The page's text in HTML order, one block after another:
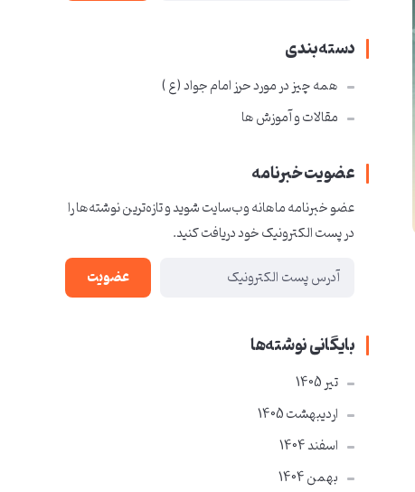
دسته‌بندی
همه چیز در مورد حرز امام جواد ( ع )
مقالات و آموزش ها
عضویت خبرنامه
عضو خبرنامه ماهانه وب‌سایت شوید و تازه‌ترین نوشته‌ها را
در پست الکترونیک خود دریافت کنید.
عضویت
بایگانی نوشته‌ها
تير 1405
ارديبهشت 1405
اسفند 1404
بهمن 1404